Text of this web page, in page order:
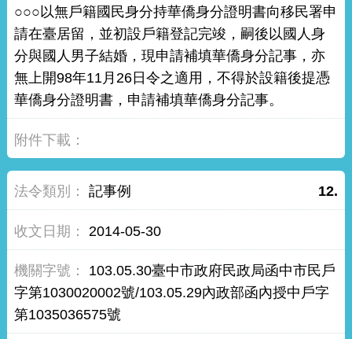
○○○以無戶籍國民身分持華僑身分證明書向移民署申
請在臺居留，並初設戶籍登記完竣，嗣後以國人身
分與國人男子結婚，現申請補填華僑身分記事，亦
無上開98年11月26日令之適用，不得於設籍後提憑
華僑身分證明書，申請補填華僑身分記事。
12.
記事例
2014-05-30
103.05.30臺中市政府民政局函中市民戶
字第1030020002號/103.05.29內政部函內授中戶字
第1035036575號